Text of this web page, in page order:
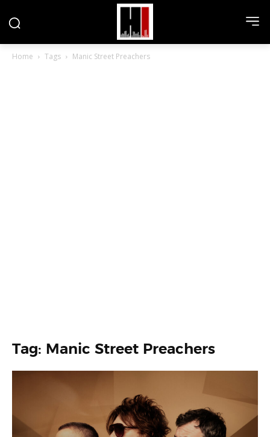
Home Tags Manic Street Preachers
Tag: Manic Street Preachers